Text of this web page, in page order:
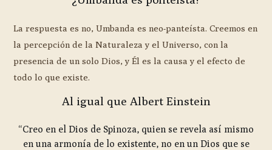
La respuesta es no, Umbanda es neo-panteísta. Creemos en
la percepción de la Naturaleza y el Universo, con la
presencia de un solo Dios, y Él es la causa y el efecto de
todo lo que existe.
Al igual que Albert Einstein
“Creo en el Dios de Spinoza, quien se revela así mismo
en una armonía de lo existente, no en un Dios que se